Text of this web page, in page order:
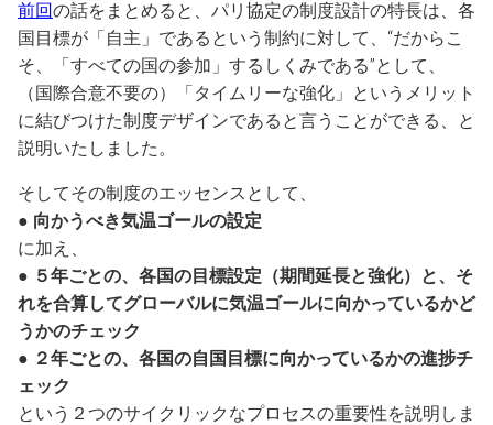
前回の話をまとめると、パリ協定の制度設計の特長は、各
国目標が「自主」であるという制約に対して、“だからこ
そ、「すべての国の参加」するしくみである”として、
（国際合意不要の）「タイムリーな強化」というメリット
に結びつけた制度デザインであると言うことができる、と
説明いたしました。
そしてその制度のエッセンスとして、
● 向かうべき気温ゴールの設定
に加え、
● ５年ごとの、各国の目標設定（期間延長と強化）と、そ
れを合算してグローバルに気温ゴールに向かっているかど
うかのチェック
● ２年ごとの、各国の自国目標に向かっているかの進捗チ
ェック
という２つのサイクリックなプロセスの重要性を説明しま